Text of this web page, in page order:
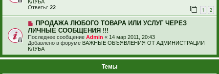
КЛУБА
Ответы: 22 1 2
ПРОДАЖА ЛЮБОГО ТОВАРА ИЛИ УСЛУГ ЧЕРЕЗ
ЛИЧНЫЕ СООБЩЕНИЯ !!!
Последнее сообщение Admin « 14 мар 2011, 20:43
Добавлено в форуме ВАЖНЫЕ ОБЪЯВЛЕНИЯ ОТ АДМИНИСТРАЦИИ
КЛУБА
Темы